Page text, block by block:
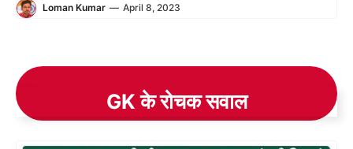
Loman Kumar — April 8, 2023
GK के रोचक सवाल